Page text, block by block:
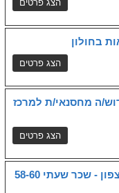
בחולון
ה מחסנאי/ת למרכז
דרושים לוחמים/ות לחברה בטחונית בצפון - שכר שעתי 58-60